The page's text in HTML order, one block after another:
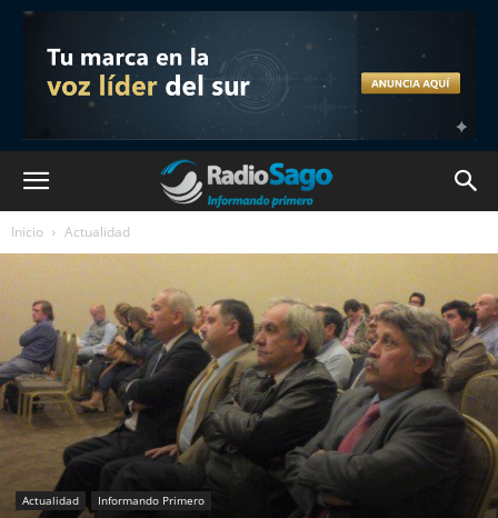
Inicio Actualidad
Actualidad Informando Primero